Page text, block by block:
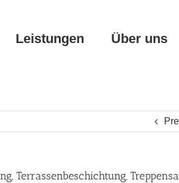
Leistungen Über uns
Terrassenbeschichtung,